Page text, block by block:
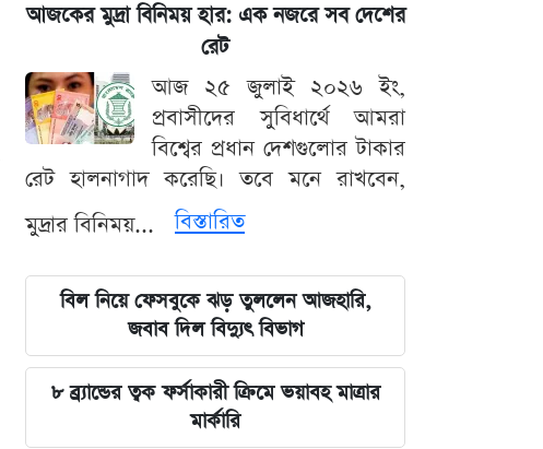
আজকের মুদ্রা বিনিময় হার: এক নজরে সব দেশের
রেট
আজ ২৫ জুলাই ২০২৬ ইং,
প্রবাসীদের সুবিধার্থে আমরা
বিশ্বের প্রধান দেশগুলোর টাকার
রেট হালনাগাদ করেছি। তবে মনে রাখবেন,
মুদ্রার বিনিময়...
বিস্তারিত
বিল নিয়ে ফেসবুকে ঝড় তুললেন আজহারি,
জবাব দিল বিদ্যুৎ বিভাগ
৮ ব্র্যান্ডের ত্বক ফর্সাকারী ক্রিমে ভয়াবহ মাত্রার
মার্কারি